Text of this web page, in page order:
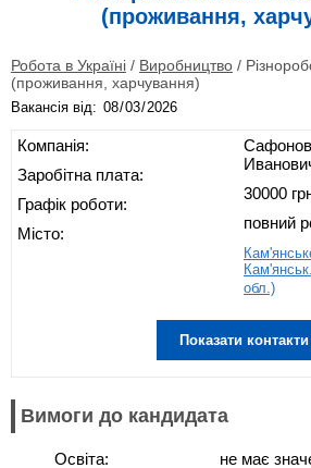
(проживання,
Робота в Україні / Виробництво /
(проживання, харчування)
Вакансія від:
Компанія:
Заробітна плата:
Графік роботи:
Місто:
30000
повний
обл.)
Показати контакти
Вимоги до кандидата
Освіта:
не має